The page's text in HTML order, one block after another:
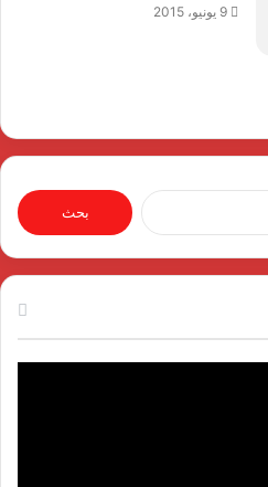
9 يونيو، 2015
البحث
عن: